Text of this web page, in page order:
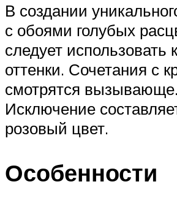
В создании
с обоями голубых
следует использовать
оттенки. Сочетания с
смотрятся вызывающе.
Исключение
розовый цвет.
Особенности